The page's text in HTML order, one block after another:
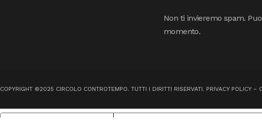
Non ti invieremo spam.
momento.
COPYRIGHT ©2025 CIRCOLO CONTROTEMPO. TUTTI I DIRITTI RISERVATI. PRIVACY POLICY–